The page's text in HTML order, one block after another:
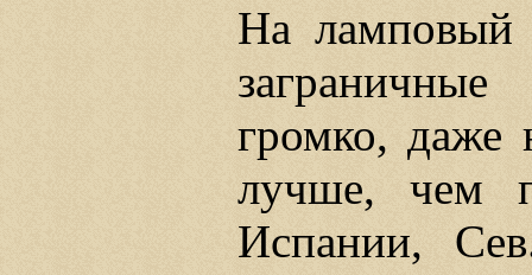
На
громко, даже
лучше, чем
Испании,